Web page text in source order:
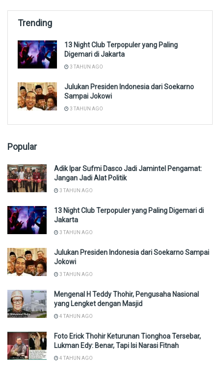
Trending
13 Night Club Terpopuler yang Paling
Digemari di Jakarta
3 TAHUN AGO
Julukan Presiden Indonesia dari Soekarno
Sampai Jokowi
3 TAHUN AGO
Popular
Adik Ipar Sufmi Dasco Jadi Jamintel Pengamat:
Jangan Jadi Alat Politik
3 TAHUN AGO
13 Night Club Terpopuler yang Paling Digemari di
Jakarta
3 TAHUN AGO
Julukan Presiden Indonesia dari Soekarno Sampai
Jokowi
3 TAHUN AGO
Mengenal H Teddy Thohir, Pengusaha Nasional
yang Lengket dengan Masjid
4 TAHUN AGO
Foto Erick Thohir Keturunan Tionghoa Tersebar,
Lukman Edy: Benar, Tapi Isi Narasi Fitnah
4 TAHUN AGO